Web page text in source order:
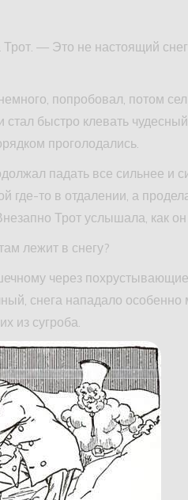
— Это не настоящий
попробовал, потом
быстро клевать
проголодались.
падать все сильнее и
где-то в отдалении, а
Трот услышала, как он
лежит в снегу?
через
снега нападало особенно
из сугроба.